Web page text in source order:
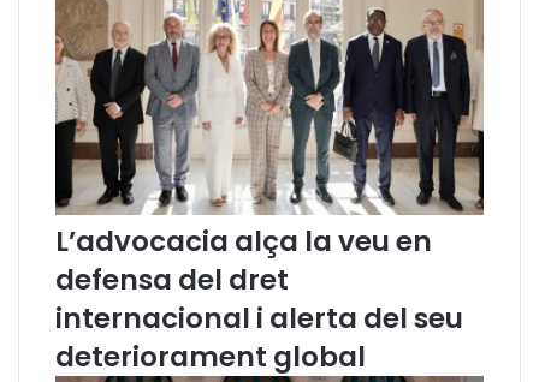
r
i
a
T
e
r
e
s
a
E
n
a
L’advocacia alça la veu en
defensa del dret
internacional i alerta del seu
deteriorament global